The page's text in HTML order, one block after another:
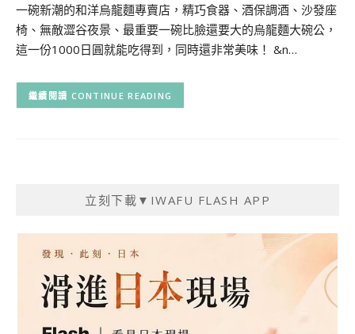
一碗新潮的和洋烏龍麵專賣店，精巧食器、酒保調酒、沙發座
椅、無敵澀谷夜景、最重要一碗比臉還要大的烏龍麵大碗公，
這一份1000日圓就能吃得到，同時還非常美味！ &n…
CONTINUE READING
立刻下載▼IWAFU FLASH APP